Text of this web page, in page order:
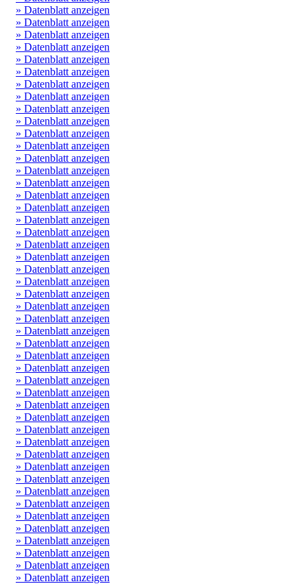
» Datenblatt anzeigen
» Datenblatt anzeigen
» Datenblatt anzeigen
» Datenblatt anzeigen
» Datenblatt anzeigen
» Datenblatt anzeigen
» Datenblatt anzeigen
» Datenblatt anzeigen
» Datenblatt anzeigen
» Datenblatt anzeigen
» Datenblatt anzeigen
» Datenblatt anzeigen
» Datenblatt anzeigen
» Datenblatt anzeigen
» Datenblatt anzeigen
» Datenblatt anzeigen
» Datenblatt anzeigen
» Datenblatt anzeigen
» Datenblatt anzeigen
» Datenblatt anzeigen
» Datenblatt anzeigen
» Datenblatt anzeigen
» Datenblatt anzeigen
» Datenblatt anzeigen
» Datenblatt anzeigen
» Datenblatt anzeigen
» Datenblatt anzeigen
» Datenblatt anzeigen
» Datenblatt anzeigen
» Datenblatt anzeigen
» Datenblatt anzeigen
» Datenblatt anzeigen
» Datenblatt anzeigen
» Datenblatt anzeigen
» Datenblatt anzeigen
» Datenblatt anzeigen
» Datenblatt anzeigen
» Datenblatt anzeigen
» Datenblatt anzeigen
» Datenblatt anzeigen
» Datenblatt anzeigen
» Datenblatt anzeigen
» Datenblatt anzeigen
» Datenblatt anzeigen
» Datenblatt anzeigen
» Datenblatt anzeigen
» Datenblatt anzeigen